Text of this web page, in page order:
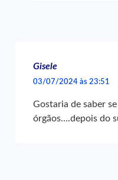
Gisele
03/07/2024 às 23:51
Gostaria de saber
órgãos….depois do